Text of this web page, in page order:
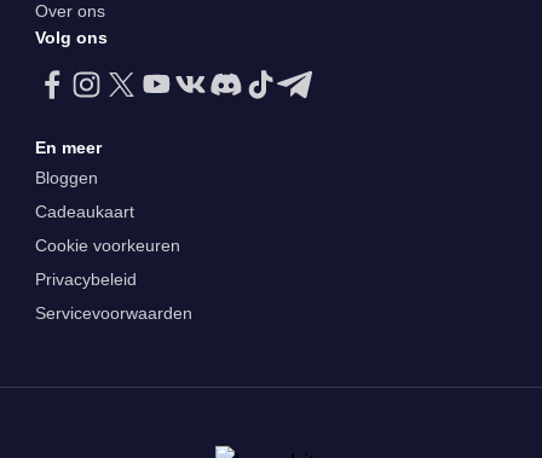
Over ons
Volg ons
En meer
Bloggen
Cadeaukaart
Cookie voorkeuren
Privacybeleid
Servicevoorwaarden